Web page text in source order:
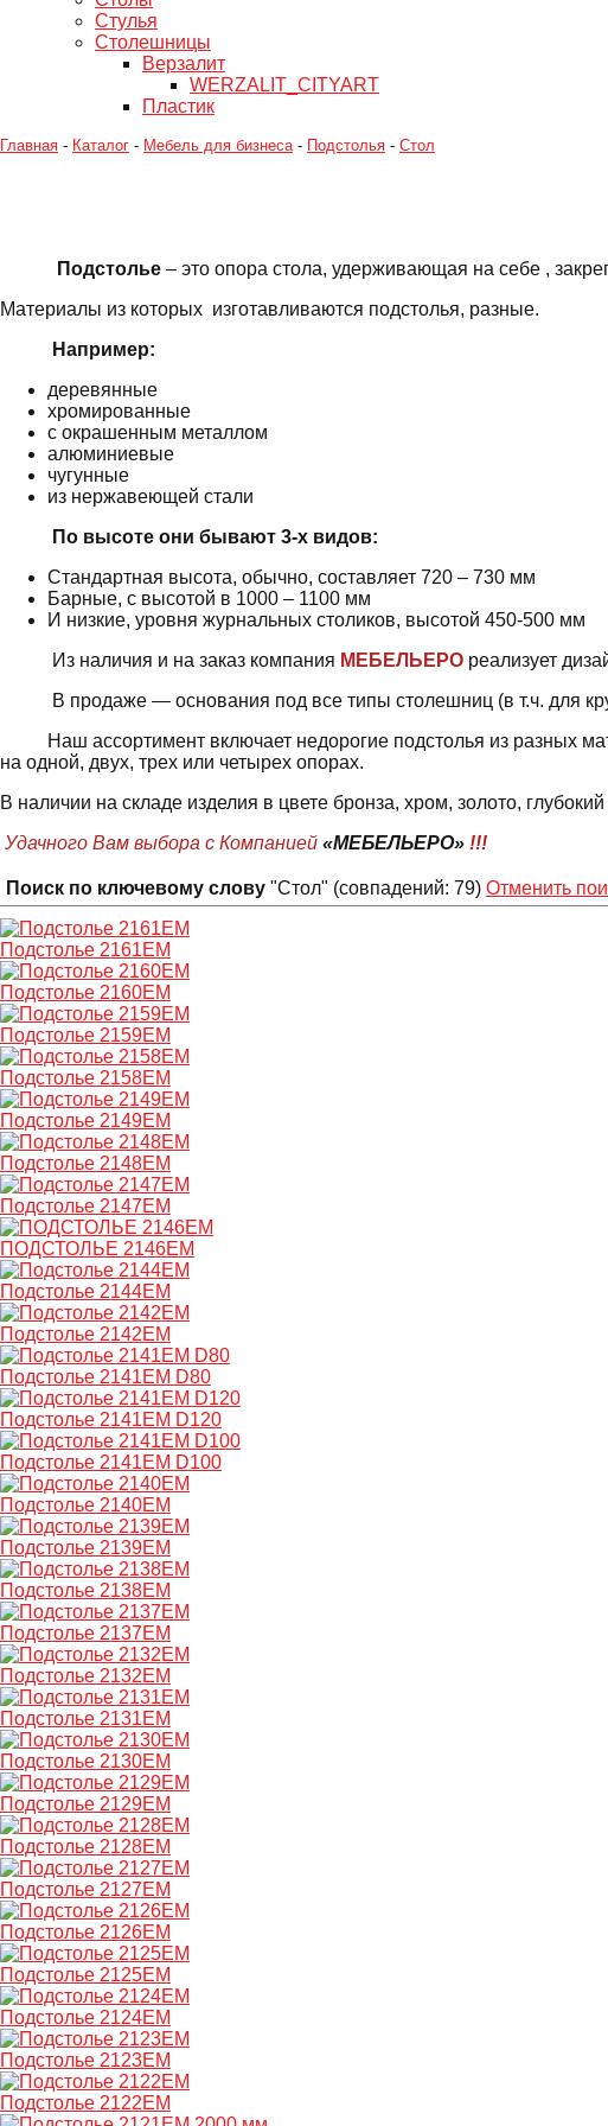
Стулья
Столешницы
Верзалит
WERZALIT_CITYART
Пластик
Главная - Каталог - Мебель для бизнеса- Подстолья - Стол
Подстолье – это опора стола, удерживающая на себе ,
Материалы из которых изготавливаются подстолья, разные.
Например:
деревянные
хромированные
с окрашенным металлом
алюминиевые
чугунные
из нержавеющей стали
По высоте они бывают 3-х видов:
Стандартная высота, обычно, составляет 720 – 730 мм
Барные, с высотой в 1000 – 1100 мм
И низкие, уровня журнальных столиков, высотой 450-500 мм
Из наличия и на заказ компания МЕБЕЛЬЕРО реализует
В продаже — основания под все типы столешниц (в т.ч. для
Наш ассортимент включает недорогие подстолья из разных
на одной, двух, трех или четырех опорах.
В наличии на складе изделия в цвете бронза, хром, золото,
Удачного Вам выбора с Компанией «МЕБЕЛЬЕРО» !!!
Поиск по ключевому слову "Стол" (совпадений: 79) Отменить
Подстолье 2161EM
Подстолье 2160EM
Подстолье 2159EM
Подстолье 2158EM
Подстолье 2149EM
Подстолье 2148EM
Подстолье 2147EM
ПОДСТОЛЬЕ 2146EM
Подстолье 2144EM
Подстолье 2142EM
Подстолье 2141EM D80
Подстолье 2141EM D120
Подстолье 2141EM D100
Подстолье 2140EM
Подстолье 2139EM
Подстолье 2138EM
Подстолье 2137EM
Подстолье 2132EM
Подстолье 2131EM
Подстолье 2130EM
Подстолье 2129EM
Подстолье 2128EM
Подстолье 2127EM
Подстолье 2126EM
Подстолье 2125EM
Подстолье 2124EM
Подстолье 2123EM
Подстолье 2122EM